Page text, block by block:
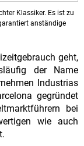
Klassiker. Es ist zu
anständige
geht,
der Name
Industrias
gegründet
bei
wie auch